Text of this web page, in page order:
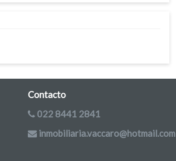
Contacto
022 8441 2841
inmobiliaria.vaccaro@hotmail.com